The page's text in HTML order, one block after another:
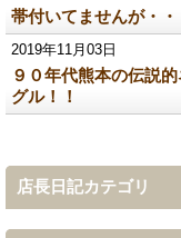
帯付いてませんが・・
2019年11月03日
９０年代熊本の伝説
グル！！
店長日記カテゴリ